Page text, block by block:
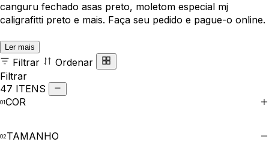
canguru fechado asas preto, moletom especial mj
caligrafitti preto e mais. Faça seu pedido e pague-o online.
Ler mais
Filtrar
Ordenar
Filtrar
47 ITENS
COR
TAMANHO